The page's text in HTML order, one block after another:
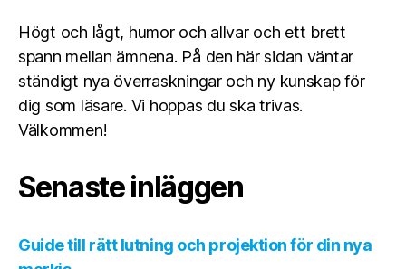
Högt och lågt, humor och allvar och ett brett
spann mellan ämnena. På den här sidan väntar
ständigt nya överraskningar och ny kunskap för
dig som läsare. Vi hoppas du ska trivas.
Välkommen!
Senaste inläggen
Guide till rätt lutning och projektion för din nya